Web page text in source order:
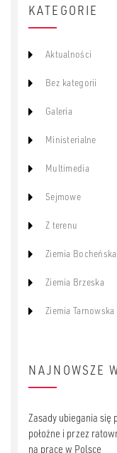
KATEGORIE
Aktualności
Bez kategorii
Galeria
Ministerialne
Multimedia
Sejmowe
Z terenu
Ziemia Bocheńska
Ziemia Brzeska
Ziemia Tarnowska
NAJNOWSZE
Zasady ubiegania
położne i przez
na pracę w Polsce